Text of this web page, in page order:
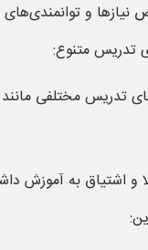
نیازها و
تدریس متنوع:
تدریس مختلفی
و اشتیاق به آموزش